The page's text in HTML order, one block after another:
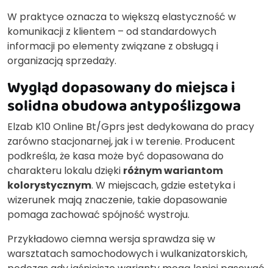
W praktyce oznacza to większą elastyczność w
komunikacji z klientem – od standardowych
informacji po elementy związane z obsługą i
organizacją sprzedaży.
Wygląd dopasowany do miejsca i
solidna obudowa antypoślizgowa
Elzab K10 Online Bt/Gprs jest dedykowana do pracy
zarówno stacjonarnej, jak i w terenie. Producent
podkreśla, że kasa może być dopasowana do
charakteru lokalu dzięki różnym wariantom
kolorystycznym. W miejscach, gdzie estetyka i
wizerunek mają znaczenie, takie dopasowanie
pomaga zachować spójność wystroju.
Przykładowo ciemna wersja sprawdza się w
warsztatach samochodowych i wulkanizatorskich,